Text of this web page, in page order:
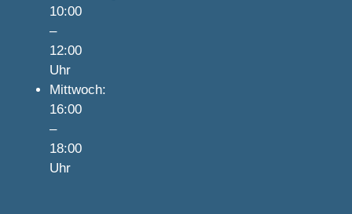
10:00
–
12:00
Uhr
Mittwoch:
16:00
–
18:00
Uhr